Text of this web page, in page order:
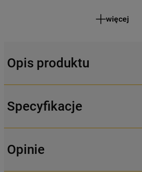
więcej
Opis produktu
Specyfikacje
Opinie